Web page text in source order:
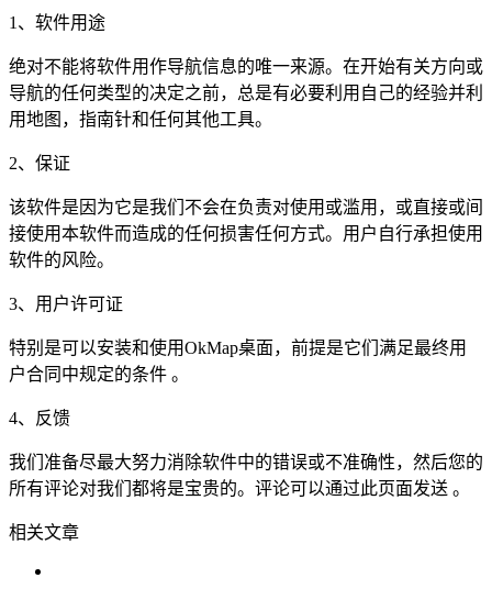
1、软件用途
绝对不能将软件用作导航信息的唯一来源。在开始有关方向或
导航的任何类型的决定之前，总是有必要利用自己的经验并利
用地图，指南针和任何其他工具。
2、保证
该软件是因为它是我们不会在负责对使用或滥用，或直接或间
接使用本软件而造成的任何损害任何方式。用户自行承担使用
软件的风险。
3、用户许可证
特别是可以安装和使用OkMap桌面，前提是它们满足最终用
户合同中规定的条件 。
4、反馈
我们准备尽最大努力消除软件中的错误或不准确性，然后您的
所有评论对我们都将是宝贵的。评论可以通过此页面发送 。
相关文章